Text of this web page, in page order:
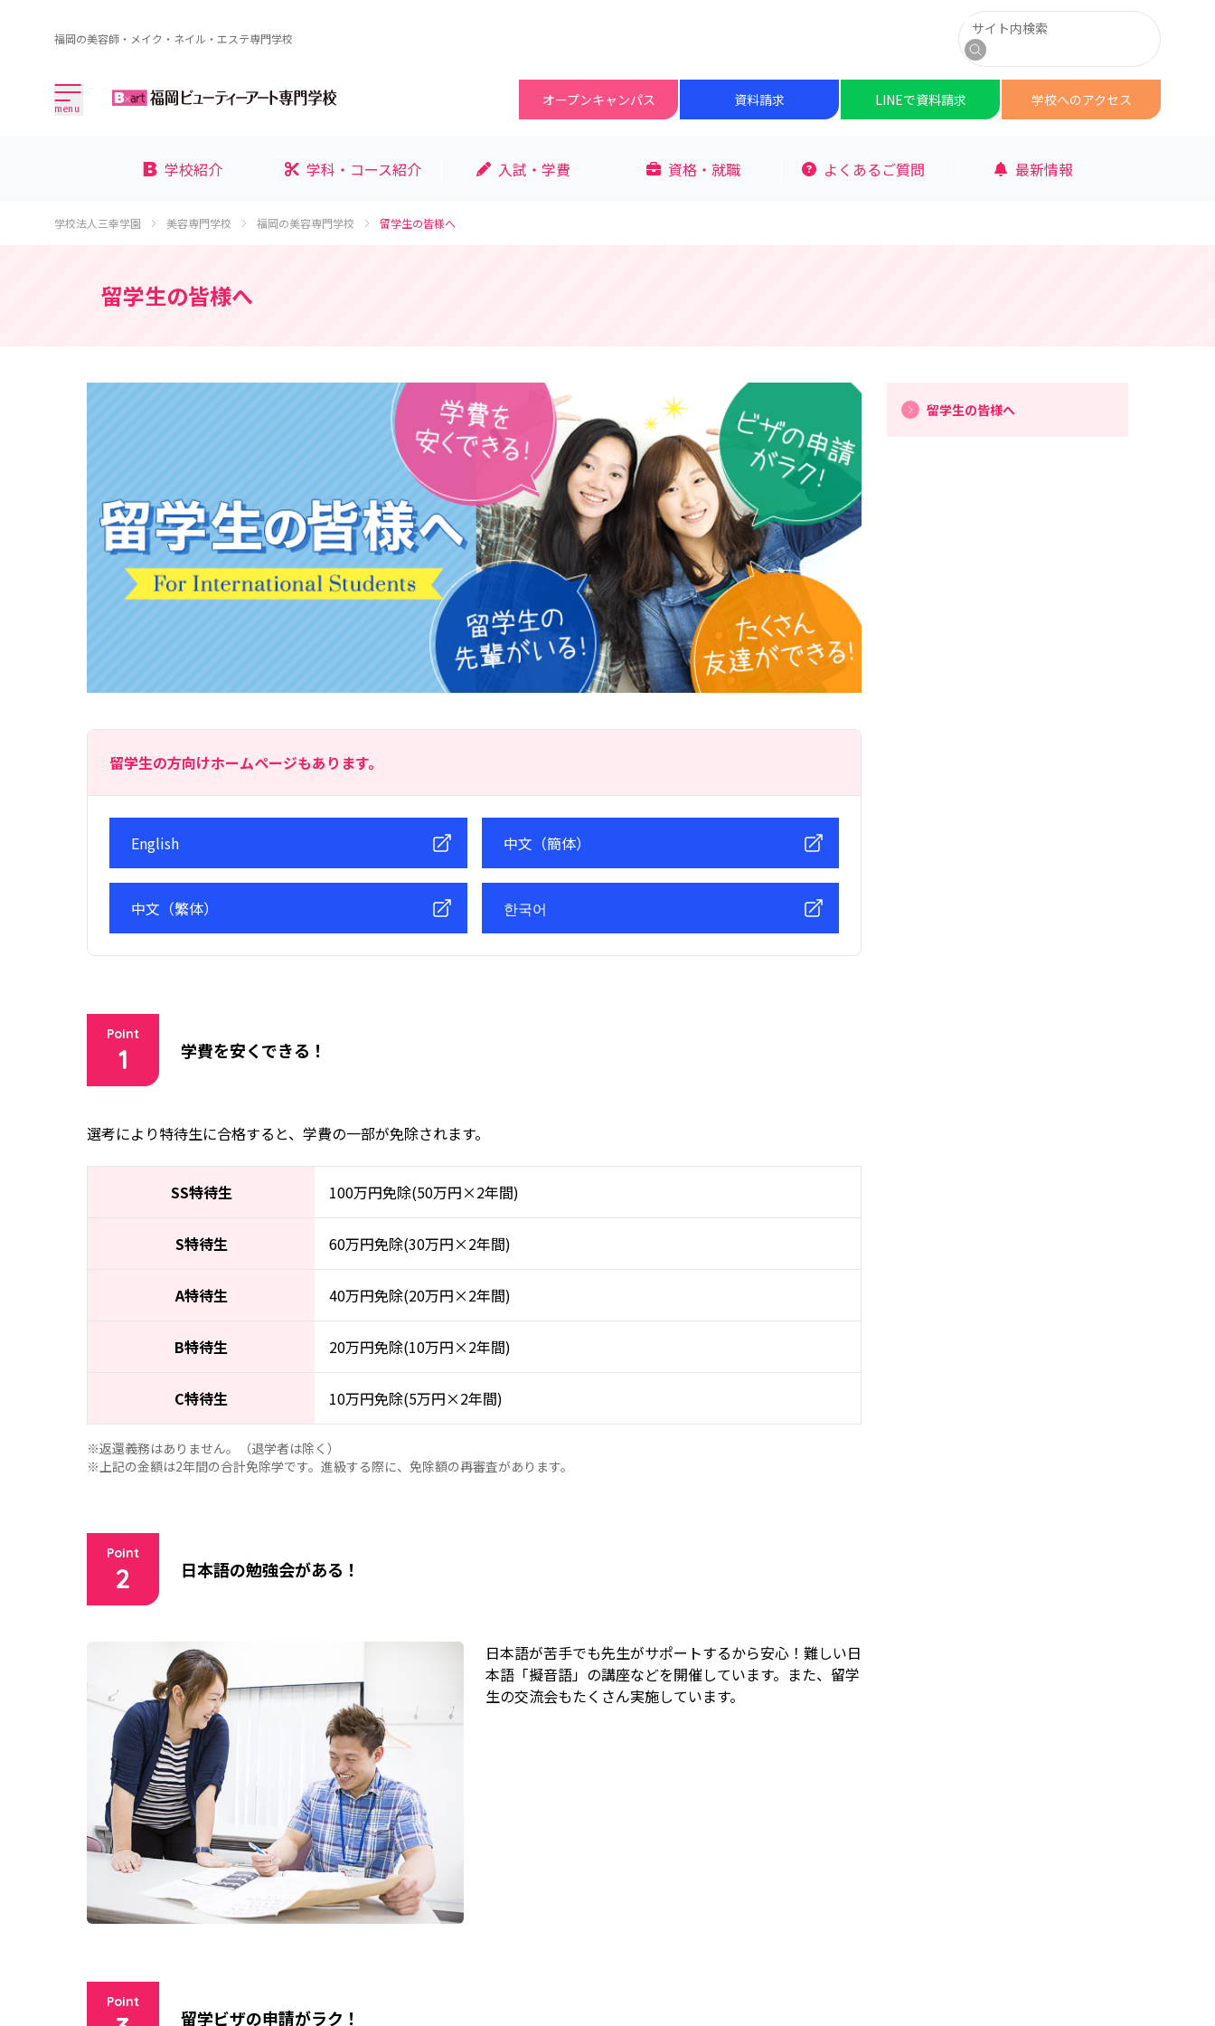
福岡の美容師・メイク・ネイル・エステ専門学校
サイト内検索
検索
menu オープンキャンパス 資料請求 LINEで資料請求 学校へのアクセス
学校紹介 学科・コース紹介 入試・学費 資格・就職 よくあるご質問 最新情報
学校法人三幸学園 美容専門学校 福岡の美容専門学校 留学生の皆様へ
留学生の皆様へ
留学生の方向けホームページもあります。
English 中文（簡体）
中文（繁体） 한국어
Point
1 学費を安くできる！
選考により特待生に合格すると、学費の一部が免除されます。
SS特待生 100万円免除(50万円×2年間)
S特待生 60万円免除(30万円×2年間)
A特待生 40万円免除(20万円×2年間)
B特待生 20万円免除(10万円×2年間)
C特待生 10万円免除(5万円×2年間)
※返還義務はありません。（退学者は除く）
※上記の金額は2年間の合計免除学です。進級する際に、免除額の再審査があります。
Point
2 日本語の勉強会がある！
日本語が苦手でも先生がサポートするから安心！難しい日
本語「擬音語」の講座などを開催しています。また、留学
生の交流会もたくさん実施しています。
Point
留学ビザの申請がラク！
留学生の皆様へ